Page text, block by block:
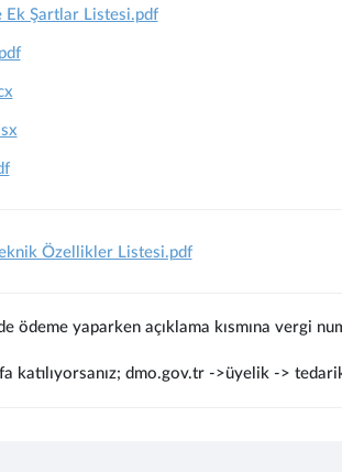
Ek Şartlar Listesi.pdf
Özellikler Listesi.pdf
ödeme yaparken açıklama kısmına vergi
katılıyorsanız; dmo.gov.tr ->üyelik ->